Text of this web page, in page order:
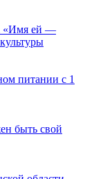
«Имя ей —
питании с 1
быть свой